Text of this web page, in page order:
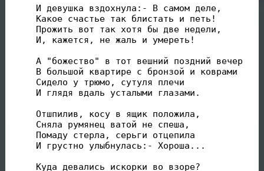
И девушка вздохнула:- В самом деле,
Какое счастье так блистать и петь!
Прожить вот так хотя бы две недели,
И, кажется, не жаль и умереть!
А "божество" в тот вешний поздний вечер
В большой квартире с бронзой и коврами
Сидело у трюмо, сутуля плечи
И глядя вдаль усталыми глазами.
Отшпилив, косу в ящик положила,
Сняла румянец ватой не спеша,
Помаду стерла, серьги отцепила
И грустно улыбнулась:- Хороша...
Куда девались искорки во взоре?